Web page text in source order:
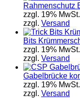
Rahmenschutz
zzgl. 19% MwSt.
zzgl. Versand
Bits
zzgl. 19% MwSt.
zzgl. Versand
Gabelbrücke
zzgl. 19% MwSt.
zzgl. Versand